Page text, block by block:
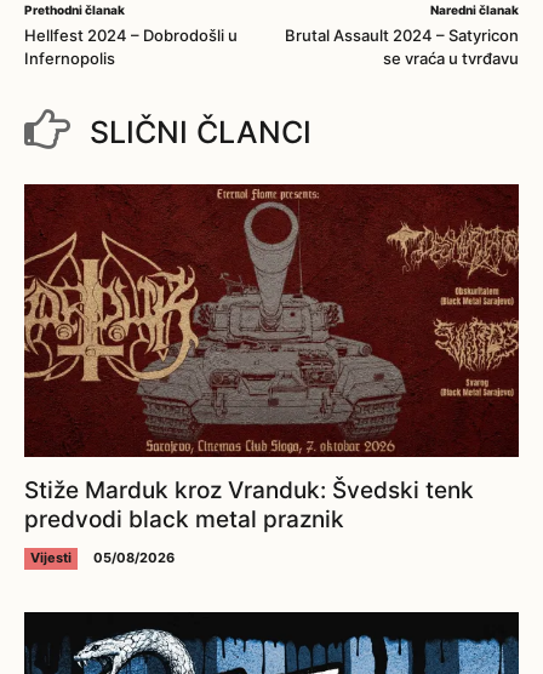
Prethodni članak
Hellfest 2024 – Dobrodošli u
Infernopolis
Naredni članak
Brutal Assault 2024 – Satyricon
se vraća u tvrđavu
SLIČNI ČLANCI
Stiže Marduk kroz Vranduk: Švedski tenk
predvodi black metal praznik
Vijesti 05/08/2026